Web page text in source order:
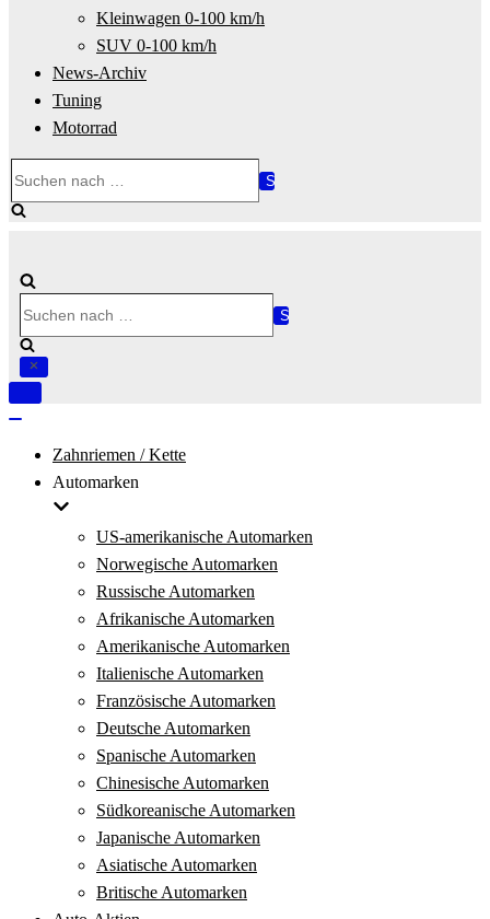
Kleinwagen 0-100 km/h
SUV 0-100 km/h
News-Archiv
Tuning
Motorrad
nach …
nach …
Navigation
Zahnriemen / Kette
Automarken
US-amerikanische Automarken
Norwegische Automarken
Russische Automarken
Afrikanische Automarken
Amerikanische Automarken
Italienische Automarken
Französische Automarken
Deutsche Automarken
Spanische Automarken
Chinesische Automarken
Südkoreanische Automarken
Japanische Automarken
Asiatische Automarken
Britische Automarken